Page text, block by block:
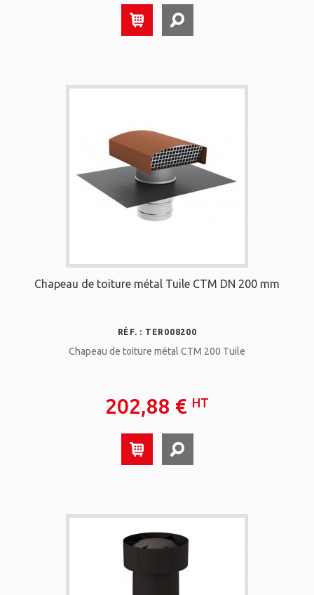
Chapeau de toiture métal Tuile CTM DN 200 mm
RÉF. : TER008200
Chapeau de toiture métal CTM 200 Tuile
202,88 € HT